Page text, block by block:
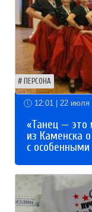
ПЕРСОНА
12:01 | 22 июля
«Танец — это
из Каменска
с